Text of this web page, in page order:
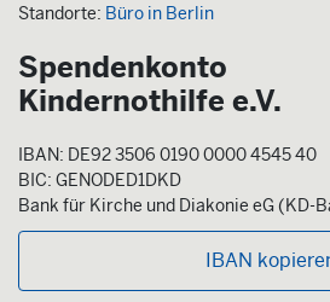
Standorte: Büro in Berlin
Spendenkonto
Kindernothilfe e.V.
IBAN: DE92 3506 0190 0000 4545 40
BIC: GENODED1DKD
Bank für Kirche und Diakonie eG (KD-
IBAN